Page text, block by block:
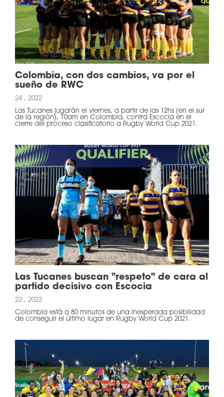
Colombia, con dos cambios, va por el
sueño de RWC
24 , 2022
Las Tucanes jugarán el viernes, a partir de las 12hs (en el sur
de la región), 10am en Colombia, contra Escocia en el
cierre del proceso clasificatorio a Rugby World Cup 2021.
Las Tucanes buscan "respeto" de cara al
partido decisivo con Escocia
22 , 2022
Colombia está a 80 minutos de una inesperada posibilidad
de conseguir el último lugar en Rugby World Cup 2021.